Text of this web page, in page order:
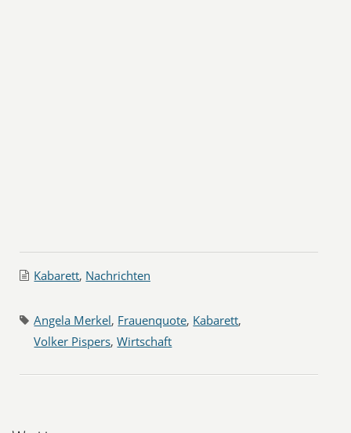
Kabarett, Nachrichten
Angela Merkel, Frauenquote, Kabarett,
Volker Pispers,Wirtschaft